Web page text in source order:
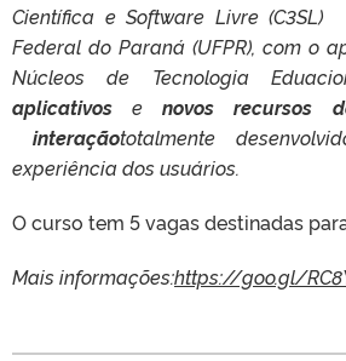
Científica e Software Livre
Federal do Paraná (UFPR), com o
Núcleos de Tecnologia
aplicativos enovos recursos
interaçãototalmente
experiência dos usuários.
O curso tem 5 vagas destinadas
Mais informações:https://goo.gl/